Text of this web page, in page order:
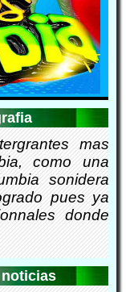
mas
como una
sonidera
pues ya
donde